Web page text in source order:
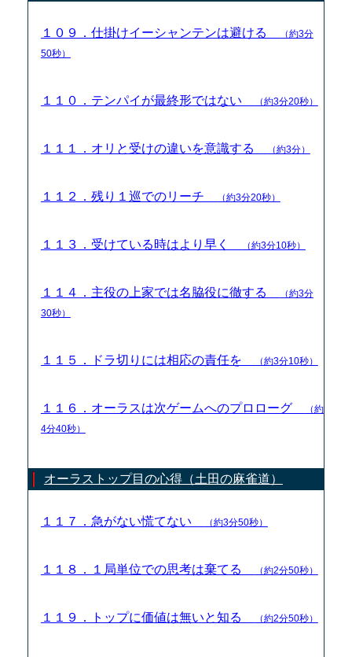
１０９．仕掛けイーシャンテンは避ける
（約3分
50秒）
１１０．テンパイが最終形ではない （約3分20秒）
１１１．オリと受けの違いを意識する （約3分）
１１２．残り１巡でのリーチ （約3分20秒）
１１３．受けている時はより早く （約3分10秒）
１１４．主役の上家では名脇役に徹する
（約3分
30秒）
１１５．ドラ切りには相応の責任を （約3分10秒）
１１６．オーラスは次ゲームへのプロローグ
（約
4分40秒）
オーラストップ目の心得（土田の麻雀道）
１１７．急がない慌てない （約3分50秒）
１１８．１局単位での思考は棄てる （約2分50秒）
１１９．トップに価値は無いと知る （約2分50秒）